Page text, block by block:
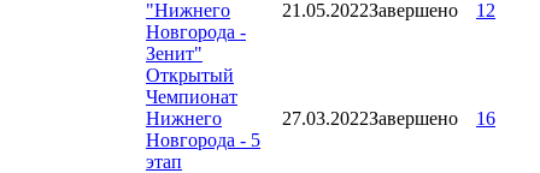
"Нижнего
Новгорода -
Зенит"
21.05.2022Завершено 12
Открытый
Чемпионат
Нижнего
Новгорода - 5
этап
27.03.2022Завершено 16